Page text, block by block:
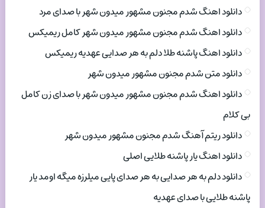
دانلود اهنگ شدم مجنون مشهور میدون شهر با صدای مرد
دانلود اهنگ شدم مجنون مشهور میدون شهر کامل ریمیکس
دانلود اهنگ پاشنه طلا دلم به هر صدایی عهدیه ریمیکس
دانلود متن شدم مجنون مشهور میدون شهر
دانلود اهنگ شدم مجنون مشهور میدون شهر با صدای زن کامل
بی کلام
دانلود ریتم آهنگ شدم مجنون مشهور میدون شهر
دانلود اهنگ یار پاشنه طلایی اصلی
دانلود دلم به هر صدایی به هر صدای پایی میلرزه میگه اومد یار
پاشنه طلایی با صدای عهدیه